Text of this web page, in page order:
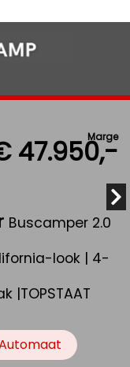
Marge
47.950,-
Buscamper 2.0
look | 4-
|TOPSTAAT